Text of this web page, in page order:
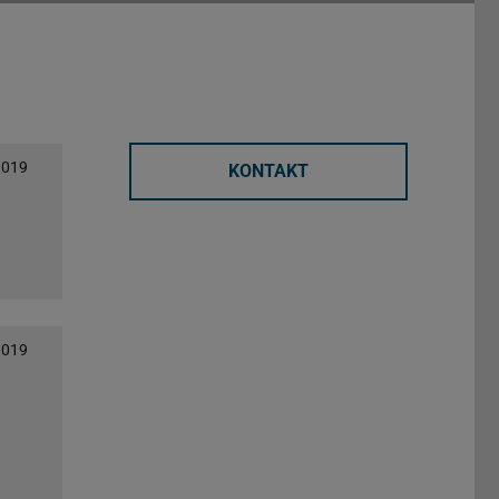
KONTAKT